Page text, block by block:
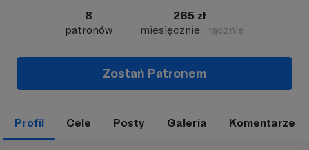
8
patronów
265 zł
miesięcznie
łącznie
Zostań Patronem
Profil Cele Posty Galeria Komentarze